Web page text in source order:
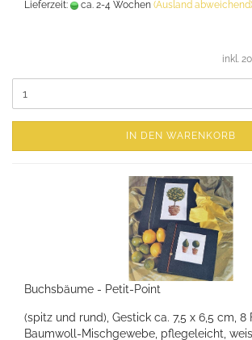
Lieferzeit:
ca. 2-4 Wochen (Ausland abweichend)
inkl.
IN DEN WARENKORB
Buchsbäume - Petit-Point
(spitz und rund), Gestick ca. 7,5 x 6,5 cm, 8
Baumwoll-Mischgewebe, pflegeleicht,